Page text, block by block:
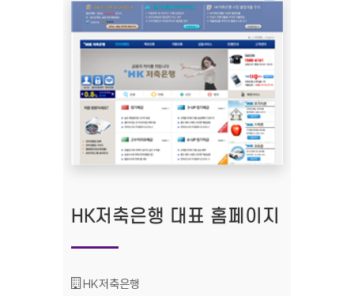
HK저축은행 대표 홈페이지
기관명 :
HK저축은행